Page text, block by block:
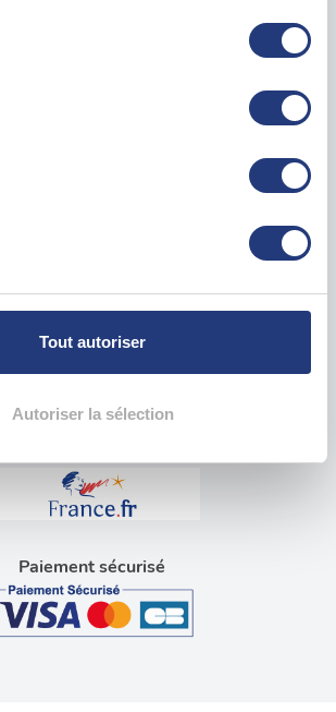
la Déclaration relative aux
sur l'icône de confidentialité.
nous aimerions également :
qui peuvent être précises à plusieurs
appareil en l'analysant activement
les caractéristiques spécifiques
sur le traitement de vos données
vos préférences, reportez-vous à
cookies.
permettent de personnaliser le contenu
d'offrir des fonctionnalités relatives aux
d'analyser notre trafic. Nous
partenaires de médias sociaux, de
qui peuvent combiner celles-ci
que vous leur avez fournies
Tout autoriser
Autoriser la sélection
sur le test psychotechnique
Paiement sécurisé